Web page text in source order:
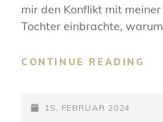
mir den Konflikt mit
Tochter einbrachte, warum
CONTINUE READING
POSTED-
15. FEBRUAR 2024